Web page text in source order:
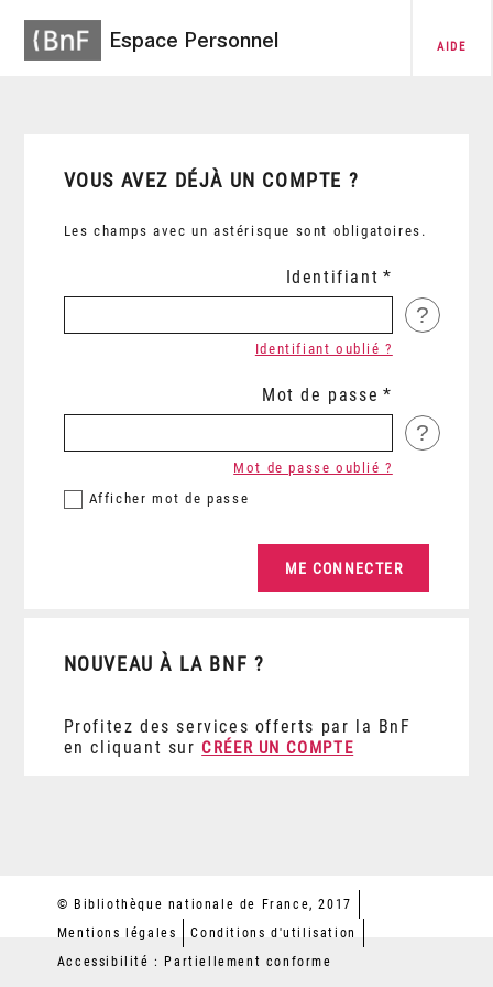
Espace Personnel AIDE
VOUS AVEZ DÉJÀ UN COMPTE ?
Les champs avec un astérisque sont obligatoires.
Identifiant
?
Identifiant oublié ?
Mot de passe
?
Afficher mot de passe
Mot de passe oublié ?
NOUVEAU À LA BNF ?
Profitez des services offerts par la BnF
en cliquant sur CRÉER UN COMPTE
© Bibliothèque nationale de France, 2017
Mentions légales
Conditions d'utilisation
Accessibilité : Partiellement conforme